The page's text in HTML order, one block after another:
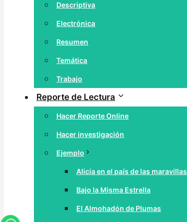
Descriptiva
Electrónica
Resumen
Temática
Trabajo
Reporte de Lectura
Hacer Reporte Online
Hacer investigación
Ejemplo
Alicia en el país de las maravillas
Bajo la Misma Estrella
El Almohadón de Plumas